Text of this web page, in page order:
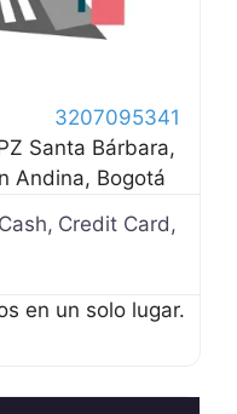
3207095341
Santa Bárbara,
Andina, Bogotá
Cash, Credit Card,
en un solo lugar.